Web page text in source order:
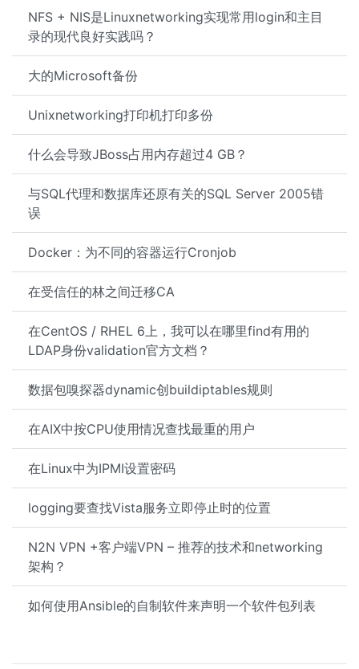
NFS + NIS是Linuxnetworking实现常用login和主目
录的现代良好实践吗？
大的Microsoft备份
Unixnetworking打印机打印多份
什么会导致JBoss占用内存超过4 GB？
与SQL代理和数据库还原有关的SQL Server 2005错
误
Docker：为不同的容器运行Cronjob
在受信任的林之间迁移CA
在CentOS / RHEL 6上，我可以在哪里find有用的
LDAP身份validation官方文档？
数据包嗅探器dynamic创buildiptables规则
在AIX中按CPU使用情况查找最重的用户
在Linux中为IPMI设置密码
logging要查找Vista服务立即停止时的位置
N2N VPN +客户端VPN – 推荐的技术和networking
架构？
如何使用Ansible的自制软件来声明一个软件包列表